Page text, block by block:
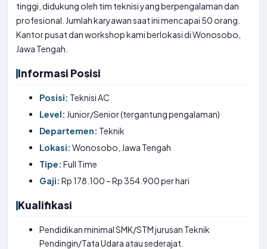
tinggi, didukung oleh tim teknisi yang berpengalaman dan
profesional. Jumlah karyawan saat ini mencapai 50 orang.
Kantor pusat dan workshop kami berlokasi di Wonosobo,
Jawa Tengah.
Informasi Posisi
Posisi: Teknisi AC
Level: Junior/Senior (tergantung pengalaman)
Departemen: Teknik
Lokasi: Wonosobo, Jawa Tengah
Tipe: Full Time
Gaji: Rp 178.100 – Rp 354.900 per hari
Kualifikasi
Pendidikan minimal SMK/STM jurusan Teknik
Pendingin/Tata Udara atau sederajat.